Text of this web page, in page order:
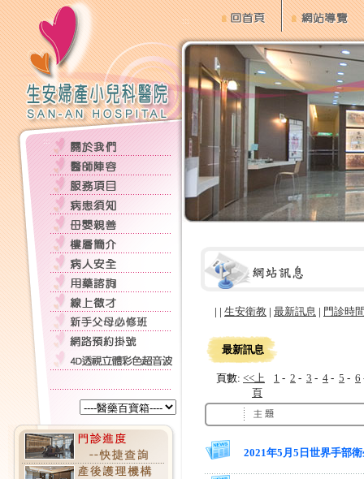
:::
:::
| | 生安衛教 | 最新訊息 | 門診時
最新訊息
頁數: <<上
頁
1 - 2 - 3 - 4 - 5 - 6
2021年5月5日世界手部